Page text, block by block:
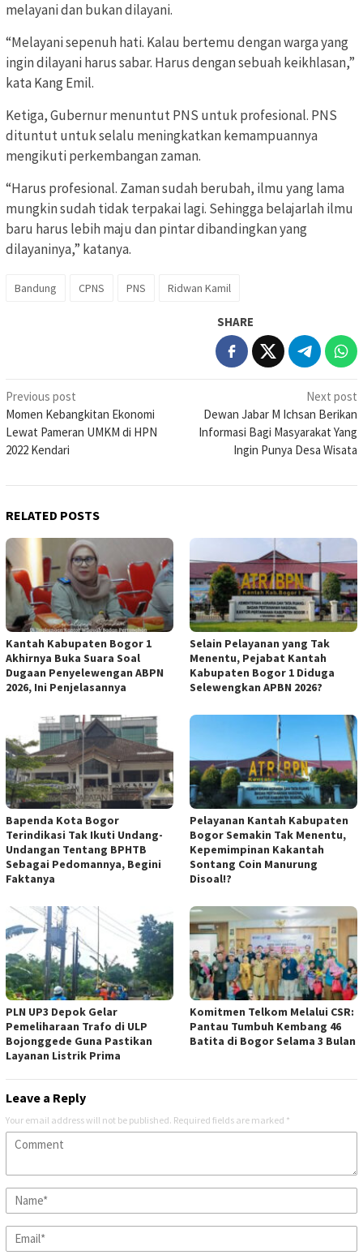
melayani dan bukan dilayani.
“Melayani sepenuh hati. Kalau bertemu dengan warga yang
ingin dilayani harus sabar. Harus dengan sebuah keikhlasan,”
kata Kang Emil.
Ketiga, Gubernur menuntut PNS untuk profesional. PNS
dituntut untuk selalu meningkatkan kemampuannya
mengikuti perkembangan zaman.
“Harus profesional. Zaman sudah berubah, ilmu yang lama
mungkin sudah tidak terpakai lagi. Sehingga belajarlah ilmu
baru harus lebih maju dan pintar dibandingkan yang
dilayaninya,” katanya.
Bandung CPNS PNS Ridwan Kamil
SHARE
Post
navigation
Previous post
Momen Kebangkitan Ekonomi
Lewat Pameran UMKM di HPN
2022 Kendari
Next post
Dewan Jabar M Ichsan Berikan
Informasi Bagi Masyarakat Yang
Ingin Punya Desa Wisata
RELATED POSTS
Kantah Kabupaten Bogor 1
Akhirnya Buka Suara Soal
Dugaan Penyelewengan ABPN
2026, Ini Penjelasannya
Selain Pelayanan yang Tak
Menentu, Pejabat Kantah
Kabupaten Bogor 1 Diduga
Selewengkan APBN 2026?
Bapenda Kota Bogor
Terindikasi Tak Ikuti Undang-
Undangan Tentang BPHTB
Sebagai Pedomannya, Begini
Faktanya
Pelayanan Kantah Kabupaten
Bogor Semakin Tak Menentu,
Kepemimpinan Kakantah
Sontang Coin Manurung
Disoal!?
PLN UP3 Depok Gelar
Pemeliharaan Trafo di ULP
Bojonggede Guna Pastikan
Layanan Listrik Prima
Komitmen Telkom Melalui CSR:
Pantau Tumbuh Kembang 46
Batita di Bogor Selama 3 Bulan
Leave a Reply
Your email address will not be published. Required fields are marked *